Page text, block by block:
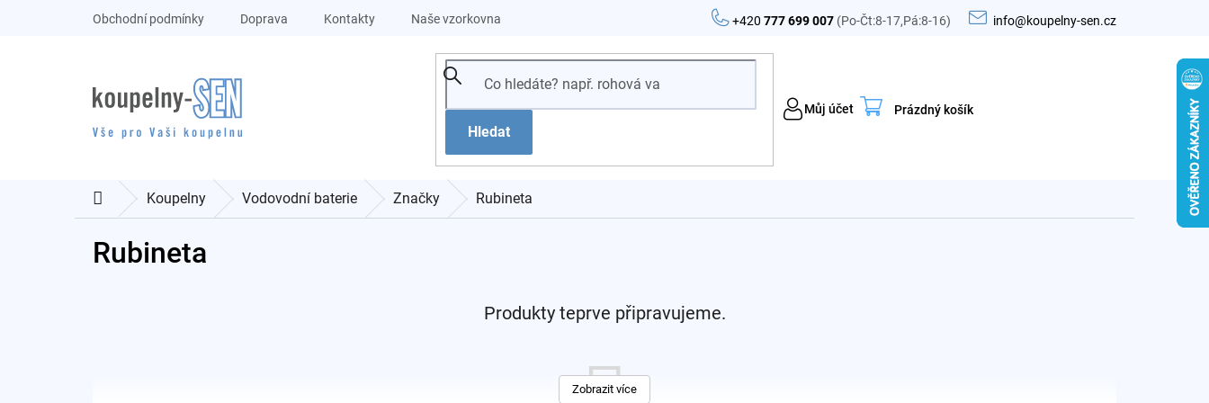
+420777 699 007 (Po-Čt:8-17,Pá:8-16) info@koupelny-sen.cz
Obchodní podmínky Doprava Kontakty Naše vzorkovna
Hledat
Můj účet
Nákupní
Prázdný košík
DomůKoupelny Vodovodní baterie Značky Rubineta
Rubineta
Produkty teprve připravujeme.
Zobrazit více